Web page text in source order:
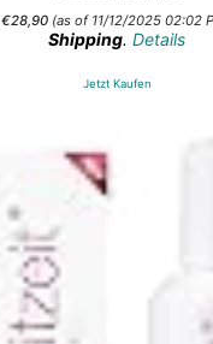
€28,90(as of 11/12/2025 02:02
Shipping. Details
Jetzt Kaufen